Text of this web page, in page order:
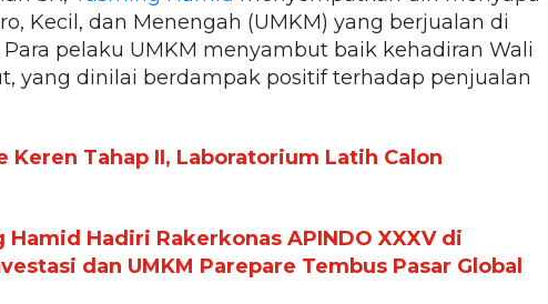
Kecil, dan Menengah (UMKM) yang berjualan di
pelaku UMKM menyambut baik kehadiran Wali
yang dinilai berdampak positif terhadap penjualan
Keren Tahap II, Laboratorium Latih Calon
Hamid Hadiri Rakerkonas APINDO XXXV di
dan UMKM Parepare Tembus Pasar Global